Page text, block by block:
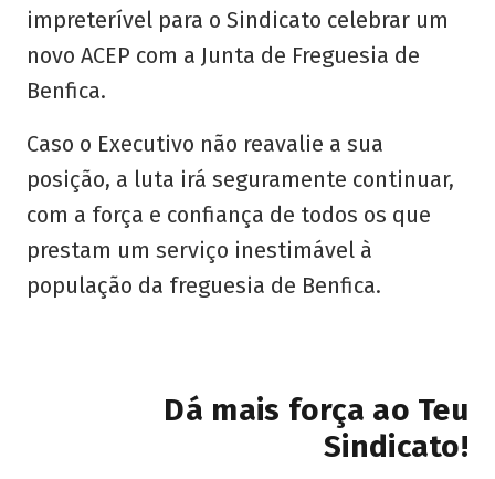
impreterível para o Sindicato celebrar um
novo ACEP com a Junta de Freguesia de
Benfica.
Caso o Executivo não reavalie a sua
posição, a luta irá seguramente continuar,
com a força e confiança de todos os que
prestam um serviço inestimável à
população da freguesia de Benfica.
Dá mais força ao Teu
Sindicato!